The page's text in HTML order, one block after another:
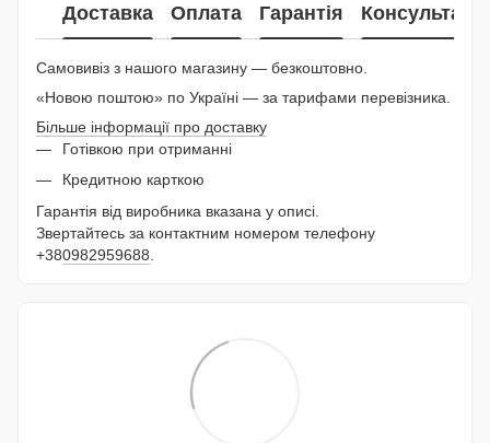
Доставка Оплата Гарантія Консультація
Самовивіз з нашого магазину — безкоштовно.
«Новою поштою» по Україні — за тарифами перевізника.
Більше інформації про доставку
Готівкою при отриманні
Кредитною карткою
Гарантія від виробника вказана у описі.
Звертайтесь за контактним номером телефону
+380982959688